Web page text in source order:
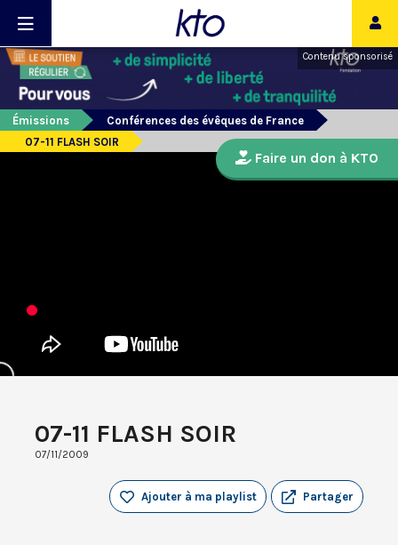
Contenu sponsorisé
Émissions
Conférences des évêques de France
07-11 FLASH SOIR
07-11 FLASH SOIR
07/11/2009
Partager
Ajouter à ma playlist
Faire un don à KTO